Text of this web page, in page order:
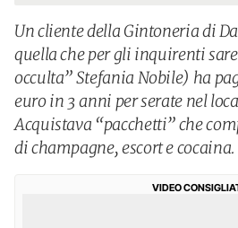
Un cliente della Gintoneria di
quella che per gli inquirenti
occulta” Stefania Nobile) ha
euro in 3 anni per serate nel
Acquistava “pacchetti” che
di champagne, escort e cocaina.
VIDEO